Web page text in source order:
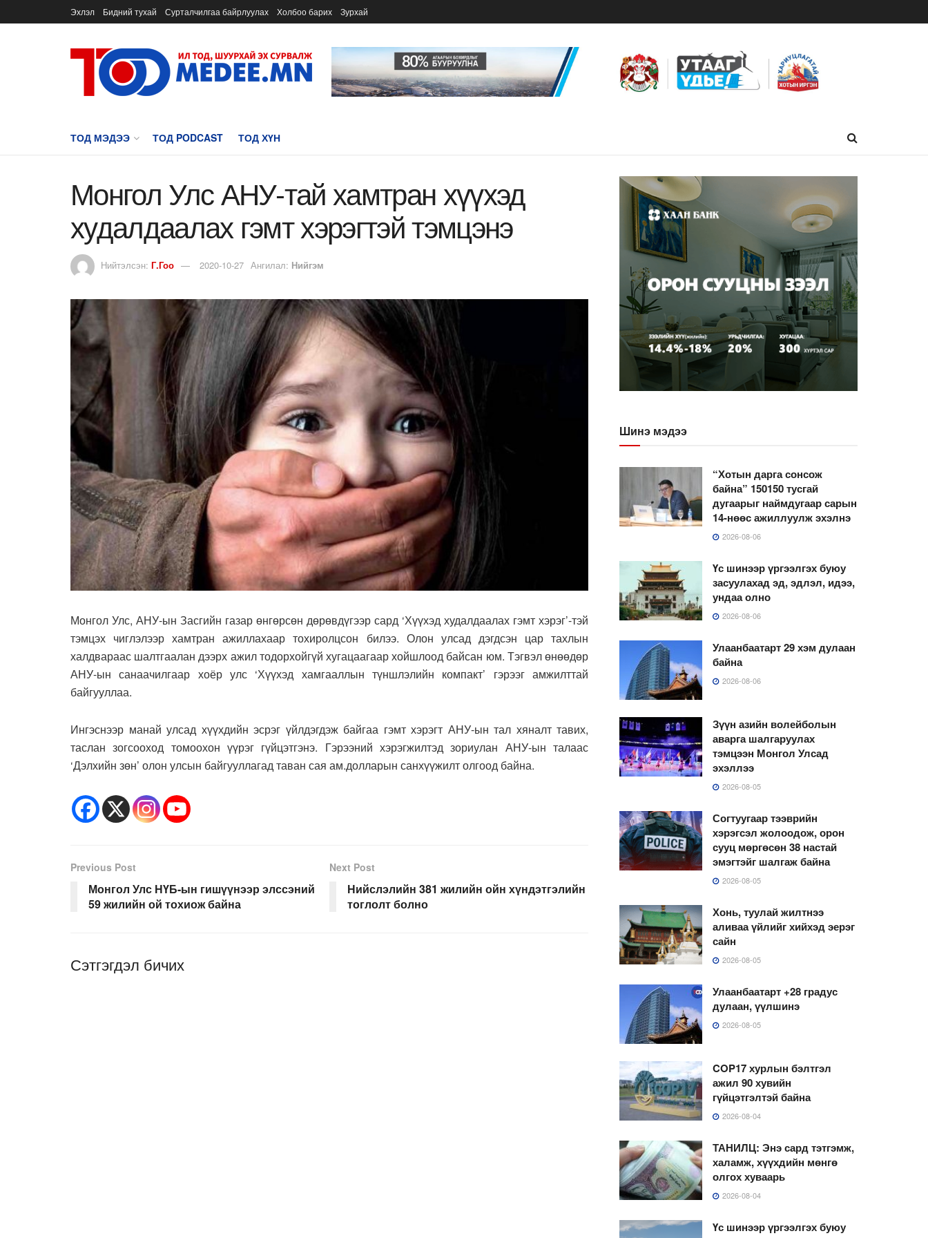
Эхлэл Бидний тухай Сурталчилгаа байрлуулах Холбоо барих Зурхай
ТОД МЭДЭЭ ТОД PODCAST ТОД ХҮН
Монгол Улс АНУ-тай хамтран хүүхэд
худалдаалах гэмт хэрэгтэй тэмцэнэ
Нийтэлсэн: Г.Гоо 2020-10-27 Ангилал: Нийгэм
Монгол Улс, АНУ-ын Засгийн газар өнгөрсөн дөрөвдүгээр сард ‘Хүүхэд худалдаалах гэмт хэрэг’-тэй
тэмцэх чиглэлээр хамтран ажиллахаар тохиролцсон билээ. Олон улсад дэгдсэн цар тахлын
халдвараас шалтгаалан дээрх ажил тодорхойгүй хугацаагаар хойшлоод байсан юм. Тэгвэл өнөөдөр
АНУ-ын санаачилгаар хоёр улс ‘Хүүхэд хамгааллын түншлэлийн компакт’ гэрээг амжилттай
байгууллаа.
Ингэснээр манай улсад хүүхдийн эсрэг үйлдэгдэж байгаа гэмт хэрэгт АНУ-ын тал хяналт тавих,
таслан зогсооход томоохон үүрэг гүйцэтгэнэ. Гэрээний хэрэгжилтэд зориулан АНУ-ын талаас
‘Дэлхийн зөн’ олон улсын байгууллагад таван сая ам.долларын санхүүжилт олгоод байна.
Previous Post
Монгол Улс НҮБ-ын гишүүнээр элссэний
59 жилийн ой тохиож байна
Next Post
Нийслэлийн 381 жилийн ойн хүндэтгэлийн
тоглолт болно
Сэтгэгдэл бичих
Шинэ мэдээ
“Хотын дарга сонсож
байна” 150150 тусгай
дугаарыг наймдугаар сарын
14-нөөс ажиллуулж эхэлнэ
2026-08-06
Үс шинээр үргээлгэх буюу
засуулахад эд, эдлэл, идээ,
ундаа олно
2026-08-06
Улаанбаатарт 29 хэм дулаан
байна
2026-08-06
Зүүн азийн волейболын
аварга шалгаруулах
тэмцээн Монгол Улсад
эхэллээ
2026-08-05
Согтуугаар тээврийн
хэрэгсэл жолоодож, орон
сууц мөргөсөн 38 настай
эмэгтэйг шалгаж байна
2026-08-05
Хонь, туулай жилтнээ
аливаа үйлийг хийхэд эерэг
сайн
2026-08-05
Улаанбаатарт +28 градус
дулаан, үүлшинэ
2026-08-05
COP17 хурлын бэлтгэл
ажил 90 хувийн
гүйцэтгэлтэй байна
2026-08-04
ТАНИЛЦ: Энэ сард тэтгэмж,
халамж, хүүхдийн мөнгө
олгох хуваарь
2026-08-04
Үс шинээр үргээлгэх буюу